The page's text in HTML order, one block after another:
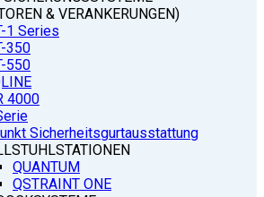
& VERANKERUNGEN)
1 Series
350
550
4000
Sicherheitsgurtausstattung
QUANTUM
QSTRAINT ONE